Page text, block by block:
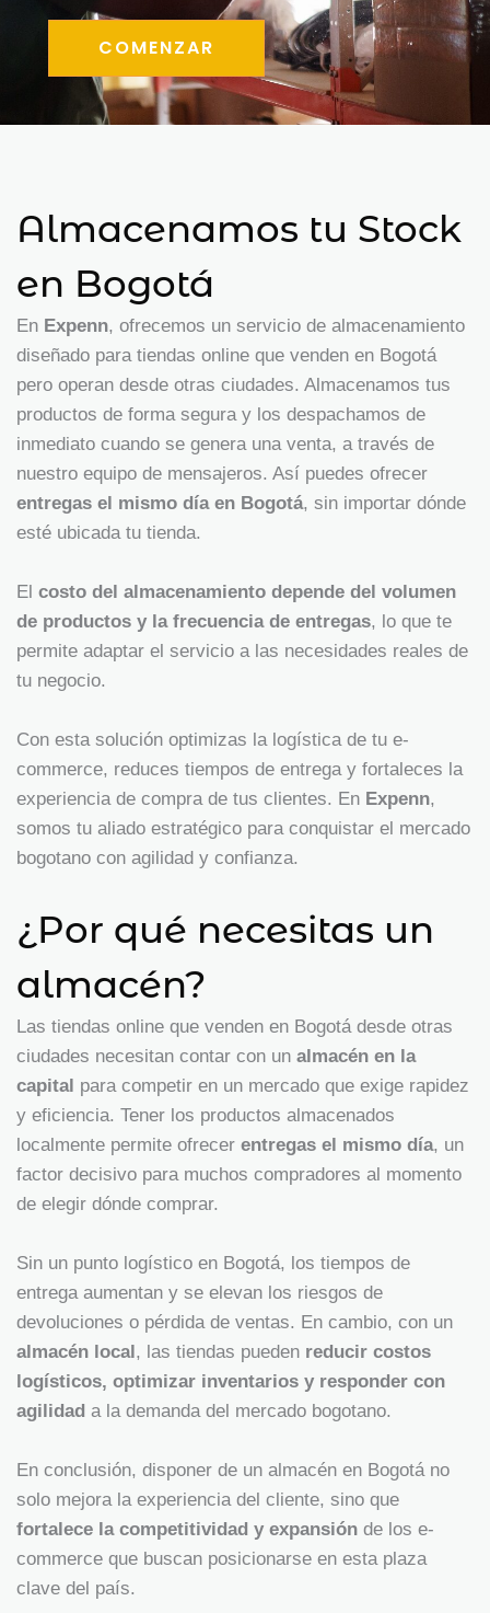
COMENZAR
Almacenamos tu Stock
en Bogotá
En Expenn, ofrecemos un servicio de almacenamiento
diseñado para tiendas online que venden en Bogotá
pero operan desde otras ciudades. Almacenamos tus
productos de forma segura y los despachamos de
inmediato cuando se genera una venta, a través de
nuestro equipo de mensajeros. Así puedes ofrecer
entregas el mismo día en Bogotá, sin importar dónde
esté ubicada tu tienda.
El costo del almacenamiento depende del volumen
de productos y la frecuencia de entregas, lo que te
permite adaptar el servicio a las necesidades reales de
tu negocio.
Con esta solución optimizas la logística de tu e-
commerce, reduces tiempos de entrega y fortaleces la
experiencia de compra de tus clientes. En Expenn,
somos tu aliado estratégico para conquistar el mercado
bogotano con agilidad y confianza.
¿Por qué necesitas un
almacén?
Las tiendas online que venden en Bogotá desde otras
ciudades necesitan contar con un almacén en la
capital para competir en un mercado que exige rapidez
y eficiencia. Tener los productos almacenados
localmente permite ofrecer entregas el mismo día, un
factor decisivo para muchos compradores al momento
de elegir dónde comprar.
Sin un punto logístico en Bogotá, los tiempos de
entrega aumentan y se elevan los riesgos de
devoluciones o pérdida de ventas. En cambio, con un
almacén local, las tiendas pueden reducir costos
logísticos, optimizar inventarios y responder con
agilidad a la demanda del mercado bogotano.
En conclusión, disponer de un almacén en Bogotá no
solo mejora la experiencia del cliente, sino que
fortalece la competitividad y expansión de los e-
commerce que buscan posicionarse en esta plaza
clave del país.